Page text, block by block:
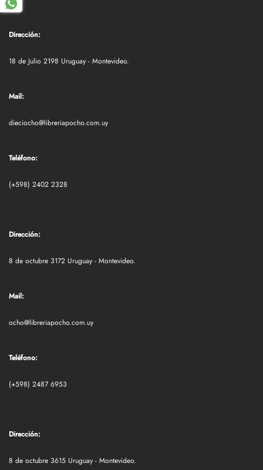
Dirección:
18 de Julio 2198 Uruguay - Montevideo.
Mail:
dieciocho@libreriapocho.com.uy
Teléfono:
(+598) 2402 2328
Dirección:
8 de octubre 3172 Uruguay - Montevideo.
Mail:
ocho@libreriapocho.com.uy
Teléfono:
(+598) 2487 6953
Dirección:
8 de octubre 3615 Uruguay - Montevideo.